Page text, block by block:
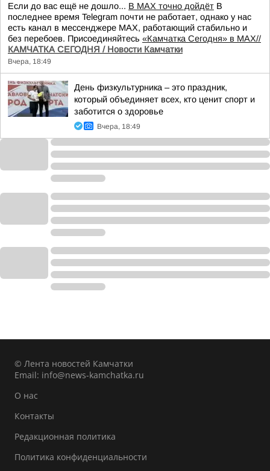
Если до вас ещё не дошло... В MAX точно дойдёт В
последнее время Telegram почти не работает, однако у нас
есть канал в мессенджере MAX, работающий стабильно и
без перебоев. Присоединяйтесь «Камчатка Сегодня» в MAX//
КАМЧАТКА СЕГОДНЯ / Новости Камчатки
Вчера, 18:49
День физкультурника – это праздник,
который объединяет всех, кто ценит спорт и
заботится о здоровье
Вчера, 18:49
© Лента новостей Камчатки
Email: info@news-kamchatka.ru
О нас
Контакты
Редакционная политика
Политика конфиденциальности